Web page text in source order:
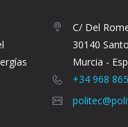
C/ Del
30140
Murcia -
+34 968